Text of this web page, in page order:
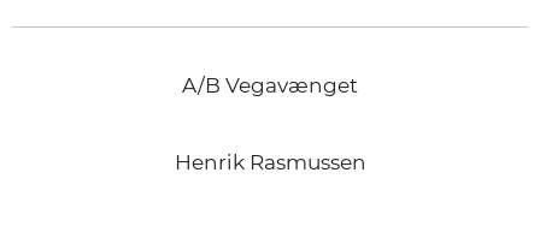
A/B Vegavænget
Henrik Rasmussen